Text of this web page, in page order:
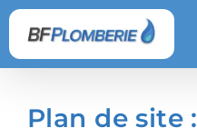
Passer
contenu
Plan de site :